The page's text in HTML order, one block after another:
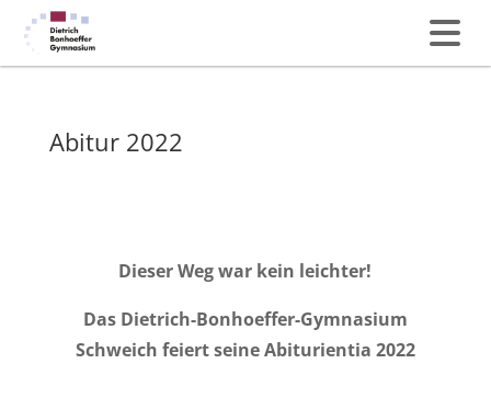
Abitur 2022
Dieser Weg war kein leichter!
Das Dietrich-Bonhoeffer-Gymnasium
Schweich feiert seine Abiturientia 2022